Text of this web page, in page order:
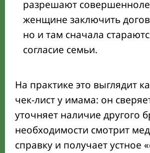
разрешают
женщине заключить
но и там сначала
согласие семьи.
На практике это выглядит
чек-лист у имама: он
уточняет наличие другого
необходимости смотрит
справку и получает устное